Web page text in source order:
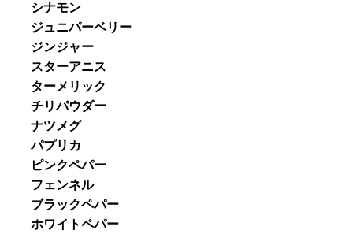
シナモン
ジュニパーベリー
ジンジャー
スターアニス
ターメリック
チリパウダー
ナツメグ
パプリカ
ピンクペパー
フェンネル
ブラックペパー
ホワイトペパー